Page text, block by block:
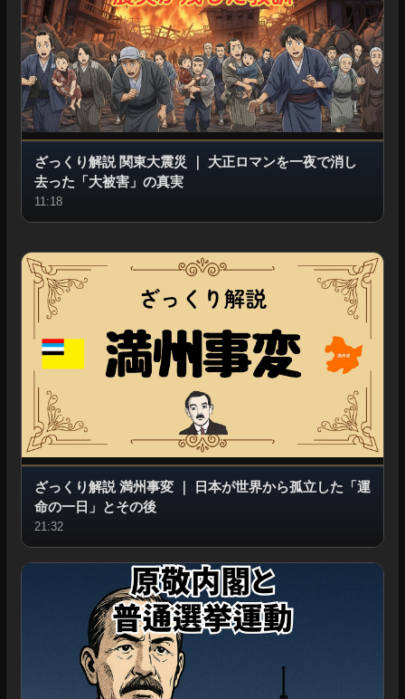
ざっくり解説 関東大震災 ｜ 大正ロマンを一夜で消し
去った「大被害」の真実
11:18
ざっくり解説 満州事変｜
日本が世界から孤立した「運
命の一日」とその後
21:32